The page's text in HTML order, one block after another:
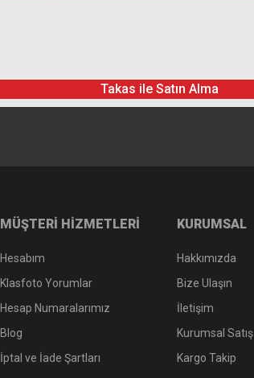
Takas ile Satın Alma
MÜŞTERİ HİZMETLERİ
Hesabım
Klasfoto Yorumlar
Hesap Numaralarımız
Blog
İptal ve İade Şartları
KURUMSAL
Hakkımızda
Bize Ulaşın
İletişim
Kurumsal Satış
Kargo Takip